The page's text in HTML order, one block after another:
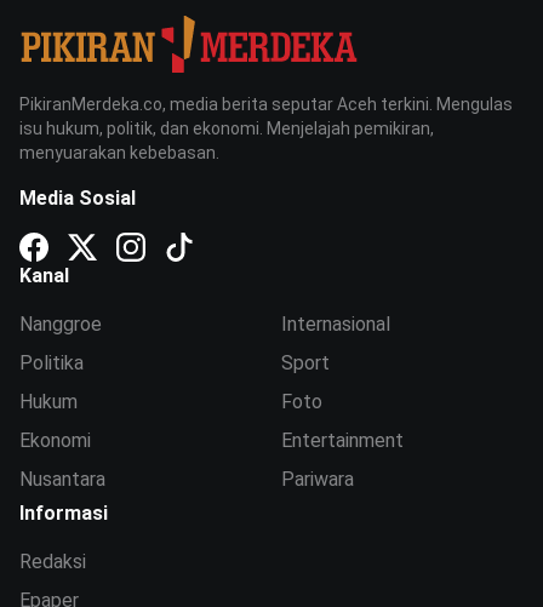
PikiranMerdeka.co, media berita seputar Aceh terkini. Mengulas
isu hukum, politik, dan ekonomi. Menjelajah pemikiran,
menyuarakan kebebasan.
Media Sosial
Kanal
Nanggroe
Politika
Hukum
Ekonomi
Nusantara
Internasional
Sport
Foto
Entertainment
Pariwara
Informasi
Redaksi
Epaper